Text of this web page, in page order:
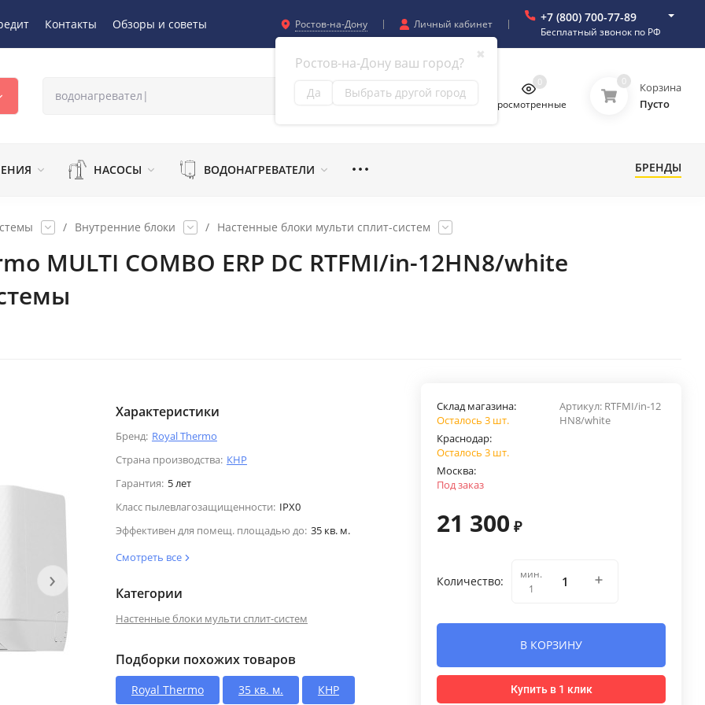
Контакты Обзоры и советы Ростов-на-Дону
✖
Ростов-на-Дону ваш город?
Да Выбрать другой город
Личный кабинет +7 (800) 700-77-89
Бесплатный звонок по РФ
Просмотренные
0 0
Корзина
Пусто
НАСОСЫ ВОДОНАГРЕВАТЕЛИ БРЕНДЫ
/ Внутренние блоки / Настенные блоки мульти сплит-систем
MULTI COMBO ERP DC RTFMI/in-12HN8/white
›
Характеристики
Бренд: Royal Thermo
Страна производства: КНР
Гарантия: 5 лет
Класс пылевлагозащищенности: IPX0
Эффективен для помещ. площадью до: 35 кв. м.
Смотреть все
Категории
Настенные блоки мульти сплит-систем
Подборки похожих товаров
Royal Thermo 35 кв. м. КНР
Артикул: RTFMI/in-12
HN8/white
Склад магазина:
Осталось 3 шт.
Краснодар:
Осталось 3 шт.
Москва:
Под заказ
21 300 ₽
Количество:
мин.
1
В КОРЗИНУ
Купить в 1 клик